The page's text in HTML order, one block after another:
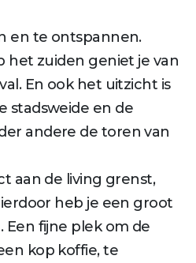
en te ontspannen.
het zuiden geniet je van
En ook het uitzicht is
stadsweide en de
andere de toren van
aan de living grenst,
heb je een groot
Een fijne plek om de
kop koffie, te